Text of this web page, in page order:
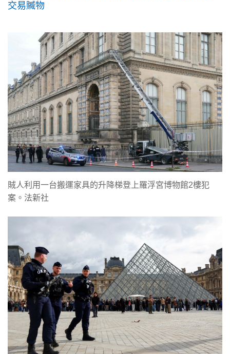
交易贓物
賊人利用一台搬運家具的升降梯登上羅浮宮博物館2樓犯
案。法新社